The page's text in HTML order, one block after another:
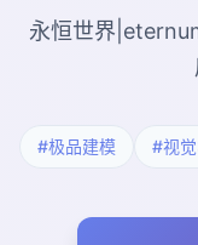
永恒世界
#极品建模 #视